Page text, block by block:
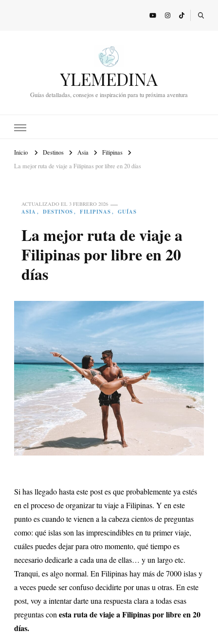
YLEMEDINA
Guías detalladas, consejos e inspiración para tu próxima aventura
Inicio Destinos Asia
Filipinas
La mejor ruta de viaje a Filipinas por libre en 20 días
ACTUALIZADO EL 3 FEBRERO 2026
ASIA DESTINOS FILIPINAS GUÍAS
La mejor ruta de viaje a
Filipinas por libre en 20
días
Si has llegado hasta este post es que probablemente ya estés
en el proceso de organizar tu viaje a Filipinas. Y en este
punto es cuando te vienen a la cabeza cientos de preguntas
como: qué islas son las imprescindibles en tu primer viaje,
cuáles puedes dejar para otro momento, qué tiempo es
necesario dedicarle a cada una de ellas… y un largo etc.
Tranqui, es algo normal. En Filipinas hay más de 7000 islas y
a veces puede ser confuso decidirte por unas u otras. En este
post, voy a intentar darte una respuesta clara a todas esas
preguntas con esta ruta de viaje a Filipinas por libre en 20
días.